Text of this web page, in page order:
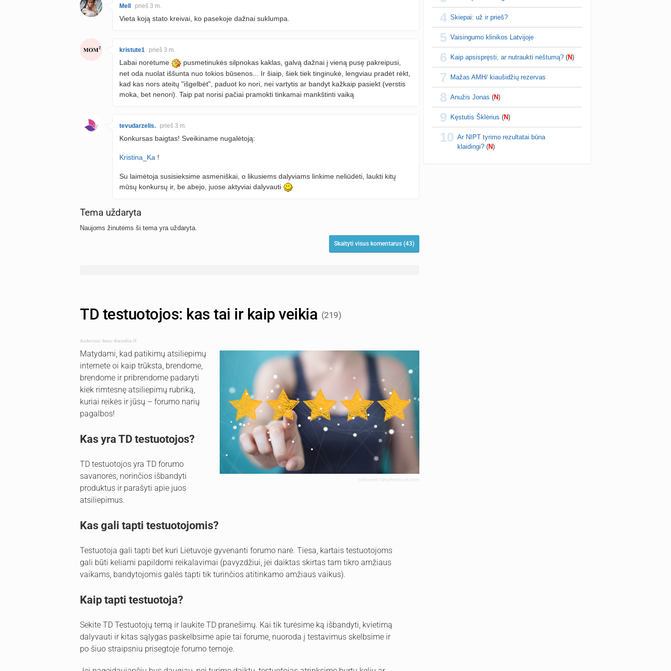
Mell prieš 3 m.
Vieta koją stato kreivai, ko pasekoje dažnai suklumpa.
kristute1 prieš 3 m.
Labai norėtume
pusmetinukės silpnokas kaklas, galvą dažnai į vieną pusę pakreipusi,
net oda nuolat iššunta nuo tokios būsenos... Ir šiaip, šiek tiek tinginukė, lengviau pradėt rėkt,
kad kas nors ateitų "išgelbėt", paduot ko nori, nei vartytis ar bandyt kažkaip pasiekt (verstis
moka, bet nenori). Taip pat norisi pačiai pramokti tinkamai mankštinti vaiką
tevudarzelis. prieš 3 m.
Konkursas baigtas! Sveikiname nugalėtoją:
Kristina_Ka !
Su laimėtoja susisieksime asmeniškai, o likusiems dalyviams linkime neliūdėti, laukti kitų
mūsų konkursų ir, be abejo, juose aktyviai dalyvauti
Tema uždaryta
Naujoms žinutėms ši tema yra uždaryta.
Skaityti visus komentarus (43)
Laikykitės 🫂
4 Skiepai: už ir prieš?
5 Vaisingumo klinikos Latvijoje
6 Kaip apsispręsti, ar nutraukti nėštumą? (N)
7 Mažas AMH/ kiaušidžių rezervas
8 Anužis Jonas (N)
9 Kęstutis Šklėrius (N)
10 Ar NIPT tyrimo rezultatai būna
klaidingi? (N)
TD testuotojos: kas tai ir kaip veikia (219)
Autorius: tevu-darzelis.lt
sdecoret | Shutterstock.com
Matydami, kad patikimų atsiliepimų
internete oi kaip trūksta, brendome,
brendome ir pribrendome padaryti
kiek rimtesnę atsiliepimų rubriką,
kuriai reikės ir jūsų – forumo narių
pagalbos!
Kas yra TD testuotojos?
TD testuotojos yra TD forumo
savanorės, norinčios išbandyti
produktus ir parašyti apie juos
atsiliepimus.
Kas gali tapti testuotojomis?
Testuotoja gali tapti bet kuri Lietuvoje gyvenanti forumo narė. Tiesa, kartais testuotojoms
gali būti keliami papildomi reikalavimai (pavyzdžiui, jei daiktas skirtas tam tikro amžiaus
vaikams, bandytojomis galės tapti tik turinčios atitinkamo amžiaus vaikus).
Kaip tapti testuotoja?
Sekite TD Testuotojų temą ir laukite TD pranešimų. Kai tik turėsime ką išbandyti, kvietimą
dalyvauti ir kitas sąlygas paskelbsime apie tai forume, nuoroda į testavimus skelbsime ir
po šiuo straipsniu prisegtoje forumo temoje.